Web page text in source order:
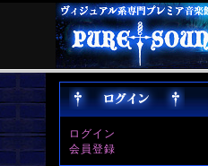
ログイン
会員登録